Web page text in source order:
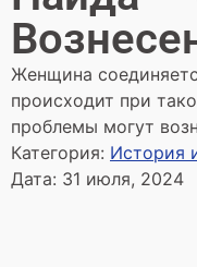
Женщина
происходит при
проблемы могут
Категория: История
Дата: 31 июля, 2024